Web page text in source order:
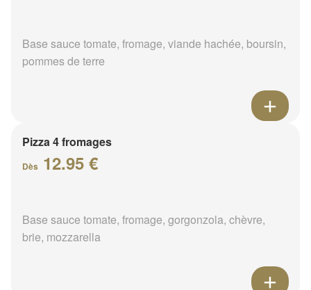
Base sauce tomate, fromage, viande hachée, boursin,
pommes de terre
Pizza 4 fromages
Dès 12.95 €
Base sauce tomate, fromage, gorgonzola, chèvre,
brie, mozzarella